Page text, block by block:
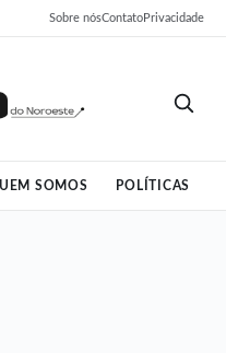
Sobre nósContatoPrivacidade
SOMOS POLÍTICAS